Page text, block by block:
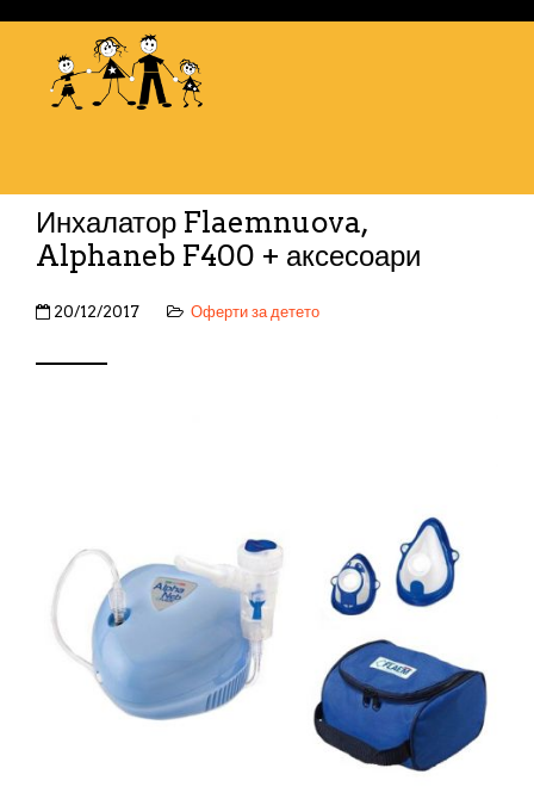
Инхалатор Flaemnuova,
Alphaneb F400 + аксесоари
20/12/2017 Оферти за детето